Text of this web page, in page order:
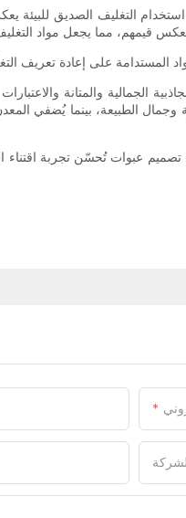
التغليف الصديق للبيئة
الجمالية والمتانة
الطبيعة، بينما يُضفي
عبوات تُحسّن تجربة